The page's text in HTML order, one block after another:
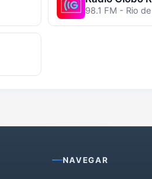
98.1 FM - Rio
NAVEGAR